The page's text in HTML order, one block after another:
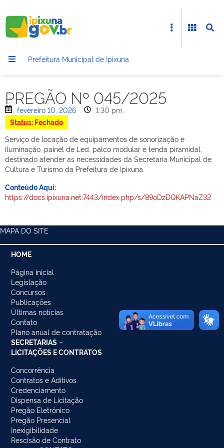
Prefeitura Municipal de Ipixuna
PREGÃO Nº 045/2025
fevereiro 10, 2026
1:30 pm
Status: Fechado
Serviço de locação de equipamentos de sonorização e
iluminação, painel de Led, palco modular e tenda piramidal,
destinado atender as necessidades da Secretaria Municipal de
Cultura e Turismo da Prefeitura de Ipixuna.
Conteúdo Aqui:
https://docs.ipixuna.net:7443/index.php/s/89oDzDQKAPNaZ32
MAPA DO SITE
HOME
Página inicial
Legislação
Concursos
Publicações
Últimas notícias
Contato
Plano anual de contratação
SECRETARIAS
LICITAÇÕES E CONTRATOS
Concorrência
Contratos e Aditivos
Credenciamento
Dispensa de Licitação
Pregão Eletrônico
Pregão Presencial
Inexigibilidade
Rescisão de Contrato